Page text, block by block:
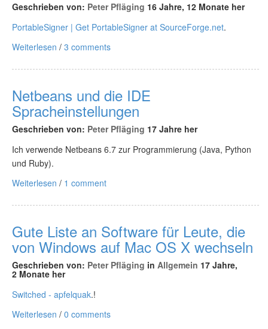
Geschrieben von: Peter Pfläging 16 Jahre, 12 Monate her
PortableSigner | Get PortableSigner at SourceForge.net.
Weiterlesen / 3 comments
Netbeans und die IDE
Spracheinstellungen
Geschrieben von: Peter Pfläging 17 Jahre her
Ich verwende Netbeans 6.7 zur Programmierung (Java, Python
und Ruby).
Weiterlesen / 1 comment
Gute Liste an Software für Leute, die
von Windows auf Mac OS X wechseln
Geschrieben von: Peter Pfläging in Allgemein 17 Jahre,
2 Monate her
Switched - apfelquak.!
Weiterlesen / 0 comments